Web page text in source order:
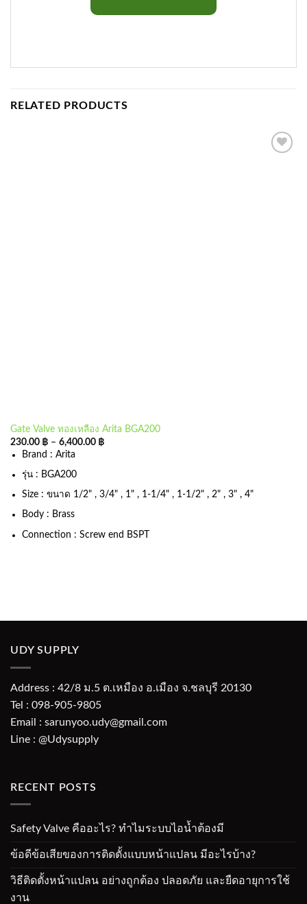
RELATED PRODUCTS
Gate Valve ทองเหลือง Arita BGA200
230.00 ฿– 6,400.00 ฿
Brand : Arita
รุ่น : BGA200
Size : ขนาด 1/2" , 3/4" , 1" , 1-1/4" , 1-1/2" , 2" , 3" , 4"
Body : Brass
Connection : Screw end BSPT
UDY SUPPLY
Address : 42/8 ม.5 ต.เหมือง อ.เมือง จ.ชลบุรี 20130
Tel : 098-905-9805
Email : sarunyoo.udy@gmail.com
Line : @Udysupply
RECENT POSTS
Safety Valve คืออะไร? ทำไมระบบไอน้ำต้องมี
ข้อดีข้อเสียของการติดตั้งแบบหน้าแปลน มีอะไรบ้าง?
วิธีติดตั้งหน้าแปลน อย่างถูกต้อง ปลอดภัย และยืดอายุการใช้
งาน